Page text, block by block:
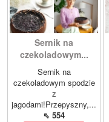
Sernik na
czekoladowym...
Sernik na
czekoladowym spodzie
z
jagodami!Przepyszny,...
⇖ 554